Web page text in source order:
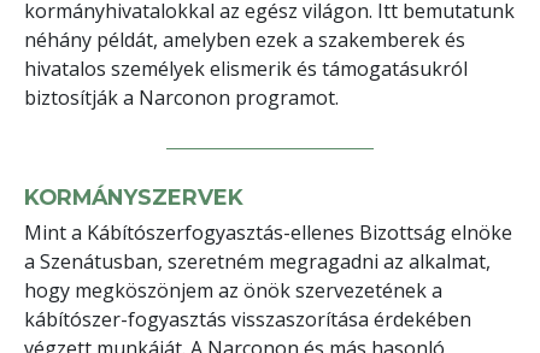
kormányhivatalokkal az egész világon. Itt bemutatunk
néhány példát, amelyben ezek a szakemberek és
hivatalos személyek elismerik és támogatásukról
biztosítják a Narconon programot.
KORMÁNYSZERVEK
Mint a Kábítószerfogyasztás-ellenes Bizottság elnöke
a Szenátusban, szeretném megragadni az alkalmat,
hogy megköszönjem az önök szervezetének a
kábítószer-fogyasztás visszaszorítása érdekében